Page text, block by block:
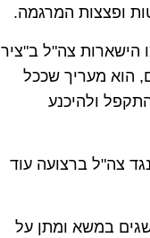
ופצצות המרגמה.
הישארות צה"ל ב"ציר
הוא מעריך שככל
ולהיכנע
צה"ל ברצועה עוד
במשא ומתן על